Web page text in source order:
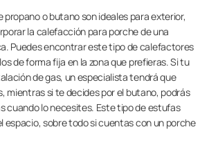
propano o butano son ideales para exterior,
la calefacción para porche de una
Puedes encontrar este tipo de calefactores
de forma fija en la zona que prefieras. Si tu
de gas, un especialista tendrá que
mientras si te decides por el butano, podrás
cuando lo necesites. Este tipo de estufas
espacio, sobre todo si cuentas con un porche